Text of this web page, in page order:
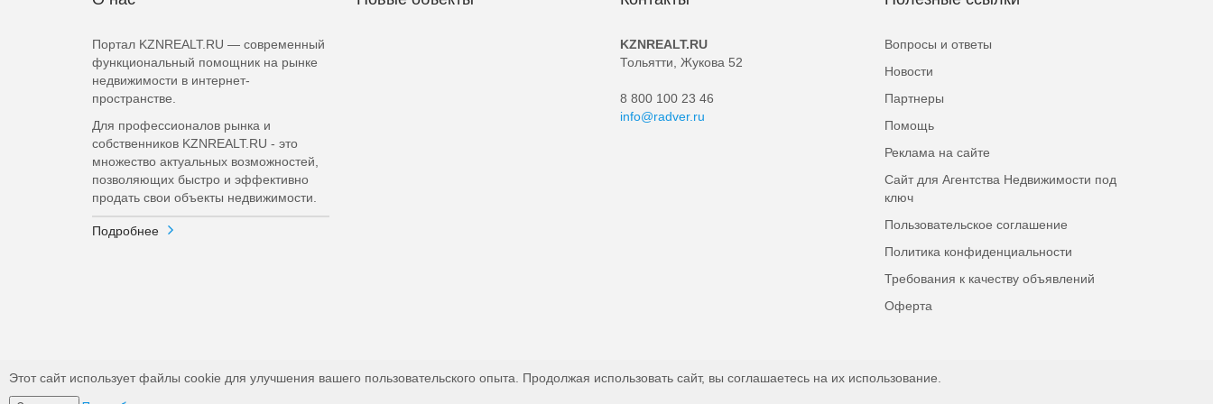
Портал KZNREALT.RU — современный
функциональный помощник на рынке
недвижимости в интернет-
пространстве.
Для профессионалов рынка и
собственников KZNREALT.RU - это
множество актуальных возможностей,
позволяющих быстро и эффективно
продать свои объекты недвижимости.
Подробнее
KZNREALT.RU
Тольятти, Жукова 52
8 800 100 23 46
info@radver.ru
Вопросы и ответы
Новости
Партнеры
Помощь
Реклама на сайте
Сайт для Агентства Недвижимости под
ключ
Пользовательское соглашение
Политика конфиденциальности
Требования к качеству объявлений
Оферта
Этот сайт использует файлы cookie для улучшения вашего пользовательского опыта. Продолжая использовать сайт, вы соглашаетесь на их использование.